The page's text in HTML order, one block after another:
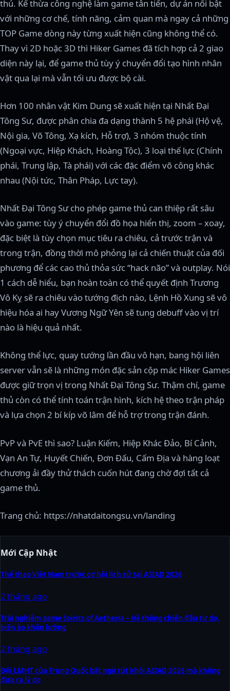
thủ. Kế thừa công nghệ làm game tân tiến, dự án nổi bật
với những cơ chế, tính năng, cảm quan mà ngay cả những
TOP Game dòng này từng xuất hiện cũng không thể có.
Thay vì 2D hoặc 3D thì Hiker Games đã tích hợp cả 2 giao
diện này lại, để game thủ tùy ý chuyển đổi tạo hình nhân
vật qua lại mà vẫn tối ưu được bộ cài.
Hơn 100 nhân vật Kim Dung sẽ xuất hiện tại Nhất Đại
Tông Sư, được phân chia đa dạng thành 5 hệ phái (Hộ vệ,
Nội gia, Võ Tông, Xạ kích, Hỗ trợ), 3 nhóm thuộc tính
(Ngoại vực, Hiệp Khách, Hoàng Tộc), 3 loại thế lực (Chính
phái, Trung lập, Tà phái) với các đặc điểm võ công khác
nhau (Nội tức, Thân Pháp, Lực tay).
Nhất Đại Tông Sư cho phép game thủ can thiệp rất sâu
vào game: tùy ý chuyển đổi đồ họa hiển thị, zoom – xoay,
đặc biệt là tùy chọn mục tiêu ra chiêu, cả trước trận và
trong trận, đồng thời mô phỏng lại cả chiến thuật của đối
phương để các cao thủ thỏa sức “hack não” và outplay. Nói
1 cách dễ hiểu, bạn hoàn toàn có thể quyết định Trương
Vô Kỵ sẽ ra chiêu vào tướng địch nào, Lệnh Hồ Xung sẽ vô
hiệu hóa ai hay Vương Ngữ Yên sẽ tung debuff vào vị trí
nào là hiệu quả nhất.
Không thể lực, quay tướng lần đầu vô hạn, bang hội liên
server vẫn sẽ là những món đặc sản cộp mác Hiker Games
được giữ trọn vị trong Nhất Đại Tông Sư. Thậm chí, game
thủ còn có thể tính toán trận hình, kích hệ theo trận pháp
và lựa chọn 2 bí kíp võ lâm để hỗ trợ trong trận đánh.
PvP và PvE thì sao? Luận Kiếm, Hiệp Khác Đảo, Bí Cảnh,
Vạn An Tự, Huyết Chiến, Đơn Đấu, Cấm Địa và hàng loạt
chương ải đầy thử thách cuốn hút đang chờ đợi tất cả
game thủ.
Trang chủ: https://nhatdaitongsu.vn/landing
Mới Cập Nhật
Thể thao Việt Nam trước cơ hội lịch sử tại ASIAD 2026
2 tháng ago
Trải nghiệm game Spirits of Aetheria – Hệ thống chiến đấu tự do,
biến ảo khôn lường
2 tháng ago
Đội LMHT của Trung Quốc bất ngờ rút khỏi ASIAD 2026 mà không
đưa ra lý do